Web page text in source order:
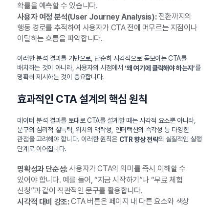
확률을 예측할 수 있습니다.
사용자 여정 분석(User Journey Analysis):전환까지의
행동 경로를 추적하여 사용자가 CTA 전에 머무르는 지점이나
이탈하는 흐름을 파악합니다.
이러한 분석 결과를 기반으로, 단순히 시각적으로 돋보이는 CTA를
배치하는 것이 아니라, 사용자의 시점에서‘왜 여기에 클릭해야 하는지’를
명확히 제시하는 것이 중요합니다.
효과적인 CTA 설계의 핵심 원칙
데이터 분석 결과를 토대로 CTA를 설계할 때는 시각적 요소뿐 아니라,
문구의 심리적 설득력, 위치의 맥락성, 인터랙션의 즉각성 등 다양한
관점을 고려해야 합니다. 이러한 원칙은 CTR 향상 전략의 실질적인 실행
단계로 이어집니다.
명확성과 단순성:사용자가 CTA의 의미를 즉시 이해할 수
있어야 합니다. 예를 들어, “지금 시작하기”나 “무료 체험
신청”과 같이 직관적인 문구를 활용합니다.
시각적 대비 강조:CTA 버튼은 페이지 내 다른 요소와 색상